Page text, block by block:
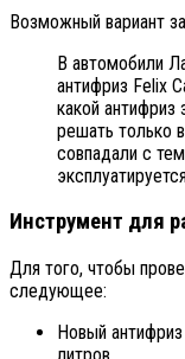
Возможный вариант
В автомобили
антифриз Felix
какой антифриз
решать только
совпадали с
Инструмент для
Для того, чтобы
следующее:
Новый